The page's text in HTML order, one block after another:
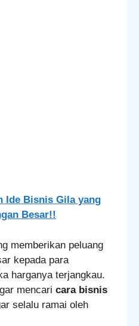
Ide Bisnis Gila yang
Besar!!
memberikan peluang
kepada para
harganya terjangkau.
mencari cara bisnis
selalu ramai oleh